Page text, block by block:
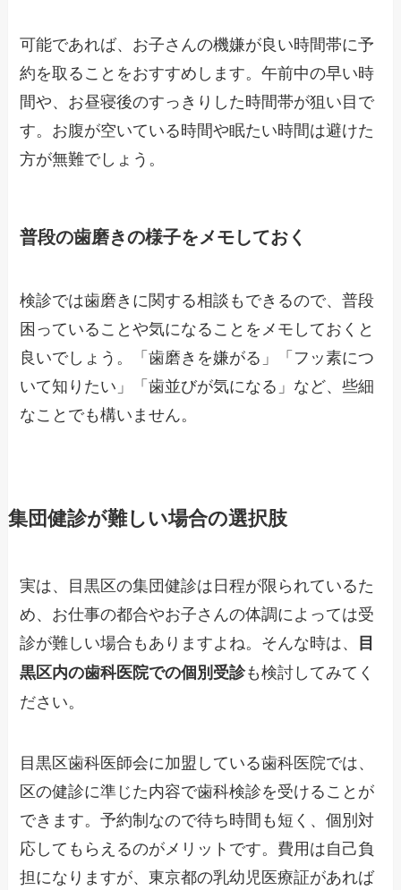
可能であれば、お子さんの機嫌が良い時間帯に予
約を取ることをおすすめします。午前中の早い時
間や、お昼寝後のすっきりした時間帯が狙い目で
す。お腹が空いている時間や眠たい時間は避けた
方が無難でしょう。
普段の歯磨きの様子をメモしておく
検診では歯磨きに関する相談もできるので、普段
困っていることや気になることをメモしておくと
良いでしょう。「歯磨きを嫌がる」「フッ素につ
いて知りたい」「歯並びが気になる」など、些細
なことでも構いません。
集団健診が難しい場合の選択肢
実は、目黒区の集団健診は日程が限られているた
め、お仕事の都合やお子さんの体調によっては受
診が難しい場合もありますよね。そんな時は、 目
黒区内の歯科医院での個別受診も検討してみてく
ださい。
目黒区歯科医師会に加盟している歯科医院では、
区の健診に準じた内容で歯科検診を受けることが
できます。予約制なので待ち時間も短く、個別対
応してもらえるのがメリットです。費用は自己負
担になりますが、東京都の乳幼児医療証があれば